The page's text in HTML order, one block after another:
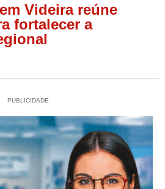
Videira reúne
fortalecer a
PUBLICIDADE